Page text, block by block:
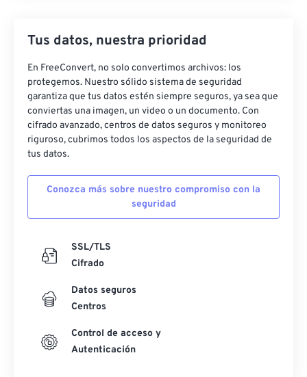
Tus datos, nuestra prioridad
En FreeConvert, no solo convertimos archivos: los
protegemos. Nuestro sólido sistema de seguridad
garantiza que tus datos estén siempre seguros, ya sea que
conviertas una imagen, un video o un documento. Con
cifrado avanzado, centros de datos seguros y monitoreo
riguroso, cubrimos todos los aspectos de la seguridad de
tus datos.
Conozca más sobre nuestro compromiso con la
seguridad
SSL/TLS
Cifrado
Datos seguros
Centros
Control de acceso y
Autenticación